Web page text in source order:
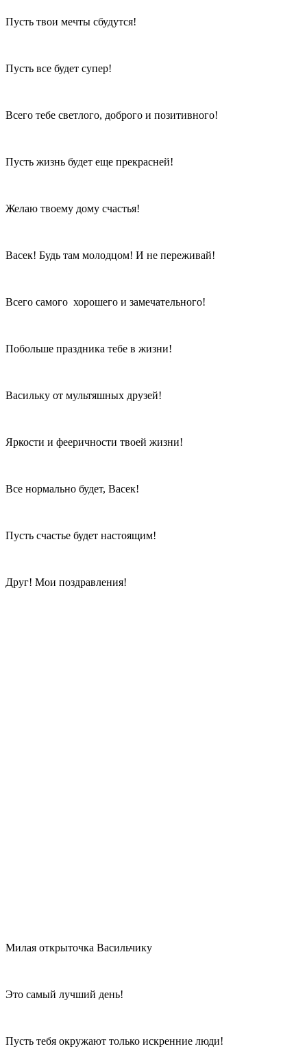
Пусть твои мечты сбудутся!
Пусть все будет супер!
Всего тебе светлого, доброго и позитивного!
Пусть жизнь будет еще прекрасней!
Желаю твоему дому счастья!
Васек! Будь там молодцом! И не переживай!
Всего самого хорошего и замечательного!
Побольше праздника тебе в жизни!
Васильку от мультяшных друзей!
Яркости и фееричности твоей жизни!
Все нормально будет, Васек!
Пусть счастье будет настоящим!
Друг! Мои поздравления!
Милая открыточка Васильчику
Это самый лучший день!
Пусть тебя окружают только искренние люди!